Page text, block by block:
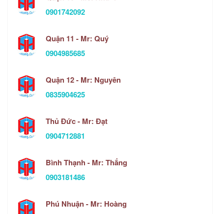
0901742092
Quận 11 - Mr: Quý
0904985685
Quận 12 - Mr: Nguyên
0835904625
Thủ Đức - Mr: Đạt
0904712881
Bình Thạnh - Mr: Thắng
0903181486
Phú Nhuận - Mr: Hoàng